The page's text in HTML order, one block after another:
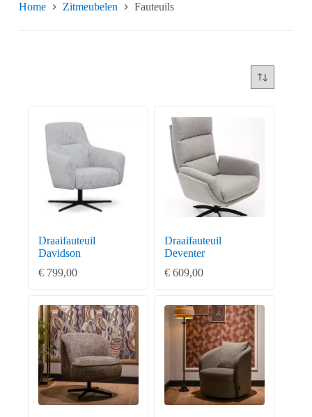
Home Zitmeubelen Fauteuils
Draaifauteuil
Davidson
€799,00
Draaifauteuil
Deventer
€609,00